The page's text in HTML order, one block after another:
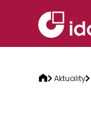
Aktuality